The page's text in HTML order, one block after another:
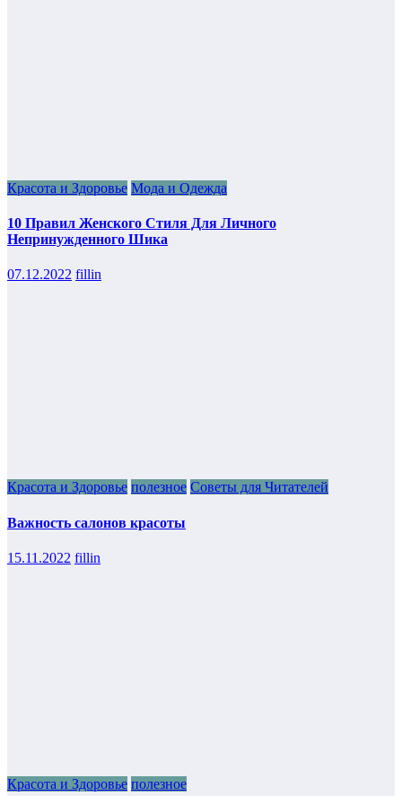
Красота и Здоровье Мода и Одежда
10 Правил Женского Стиля Для Личного
Непринужденного Шика
07.12.2022 fillin
Красота и Здоровье полезное Советы для Читателей
Важность салонов красоты
15.11.2022 fillin
Красота и Здоровье полезное